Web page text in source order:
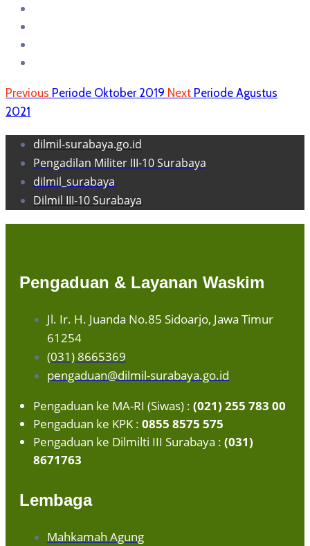
Previous Periode Oktober 2019 Next Periode Agustus
2021
dilmil-surabaya.go.id
Pengadilan Militer III-10 Surabaya
dilmil_surabaya
Dilmil III-10 Surabaya
Pengaduan & Layanan Waskim
Jl. Ir. H. Juanda No.85 Sidoarjo, Jawa Timur
61254
(031) 8665369
pengaduan@dilmil-surabaya.go.id
Pengaduan ke MA-RI (Siwas) : (021) 255 783 00
Pengaduan ke KPK : 0855 8575 575
Pengaduan ke Dilmilti III Surabaya : (031)
8671763
Lembaga
Mahkamah Agung